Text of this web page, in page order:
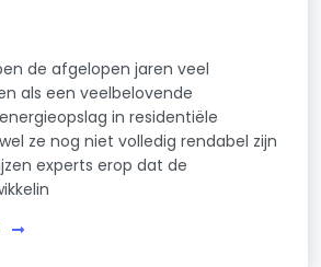
de afgelopen jaren veel
als een veelbelovende
in residentiële
ze nog niet volledig rendabel zijn
experts erop dat de